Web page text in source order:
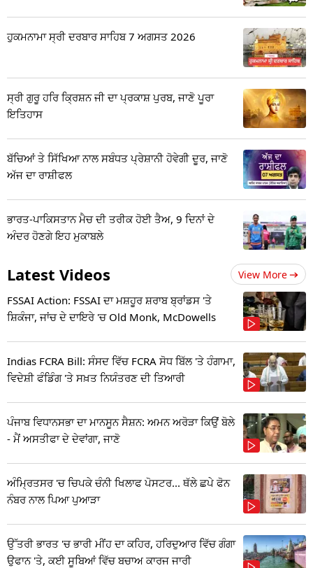
ਹੁਕਮਨਾਮਾ ਸ੍ਰੀ ਦਰਬਾਰ ਸਾਹਿਬ 7 ਅਗਸਤ 2026
ਸ੍ਰੀ ਗੁਰੂ ਹਰਿ ਕ੍ਰਿਸ਼ਨ ਜੀ ਦਾ ਪ੍ਰਕਾਸ਼ ਪੁਰਬ, ਜਾਣੋ ਪੂਰਾ
ਇਤਿਹਾਸ
ਬੱਚਿਆਂ ਤੇ ਸਿੱਖਿਆ ਨਾਲ ਸਬੰਧਤ ਪ੍ਰੇਸ਼ਾਨੀ ਹੋਵੇਗੀ ਦੂਰ, ਜਾਣੋ
ਅੱਜ ਦਾ ਰਾਸ਼ੀਫਲ
ਭਾਰਤ-ਪਾਕਿਸਤਾਨ ਮੈਚ ਦੀ ਤਰੀਕ ਹੋਈ ਤੈਅ, 9 ਦਿਨਾਂ ਦੇ
ਅੰਦਰ ਹੋਣਗੇ ਇਹ ਮੁਕਾਬਲੇ
Latest Videos View More
FSSAI Action: FSSAI ਦਾ ਮਸ਼ਹੂਰ ਸ਼ਰਾਬ ਬ੍ਰਾਂਡਸ 'ਤੇ
ਸ਼ਿਕੰਜਾ, ਜਾਂਚ ਦੇ ਦਾਇਰੇ 'ਚ Old Monk, McDowells
Indias FCRA Bill: ਸੰਸਦ ਵਿੱਚ FCRA ਸੋਧ ਬਿੱਲ 'ਤੇ ਹੰਗਾਮਾ,
ਵਿਦੇਸ਼ੀ ਫੰਡਿੰਗ 'ਤੇ ਸਖ਼ਤ ਨਿਯੰਤਰਣ ਦੀ ਤਿਆਰੀ
ਪੰਜਾਬ ਵਿਧਾਨਸਭਾ ਦਾ ਮਾਨਸੂਨ ਸੈਸ਼ਨ: ਅਮਨ ਅਰੋੜਾ ਕਿਉਂ ਬੋਲੇ
- ਮੈਂ ਅਸਤੀਫਾ ਦੇ ਦੇਵਾਂਗਾ, ਜਾਣੋ
ਅੰਮ੍ਰਿਤਸਰ 'ਚ ਚਿਪਕੇ ਚੰਨੀ ਖਿਲਾਫ ਪੋਸਟਰ... ਥੱਲੇ ਛਪੇ ਫੋਨ
ਨੰਬਰ ਨਾਲ ਪਿਆ ਪੁਆੜਾ
ਉੱਤਰੀ ਭਾਰਤ 'ਚ ਭਾਰੀ ਮੀਂਹ ਦਾ ਕਹਿਰ, ਹਰਿਦੁਆਰ ਵਿੱਚ ਗੰਗਾ
ਉਫਾਨ 'ਤੇ, ਕਈ ਸੂਬਿਆਂ ਵਿੱਚ ਬਚਾਅ ਕਾਰਜ ਜਾਰੀ